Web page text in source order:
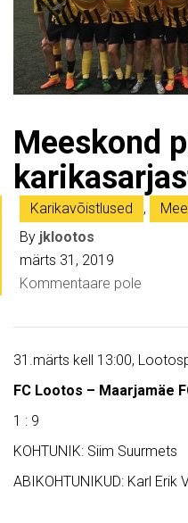
Meeskond
Karikavõistlused ,
By jklootos
märts 31, 2019
Kommentaare pole
31.märts kell 13:00,
FC Lootos – Maarjamäe
1 : 9
KOHTUNIK: Siim Suurmets
ABIKOHTUNIKUD: Karl